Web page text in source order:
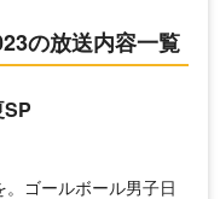
の放送内容一覧
。ゴールボール男子日